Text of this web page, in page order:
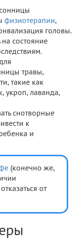
физиотерапии,
головы.
на состояние
травы,
такие как
укроп, лаванда,
снотворные
к
и
(конечно же,
от